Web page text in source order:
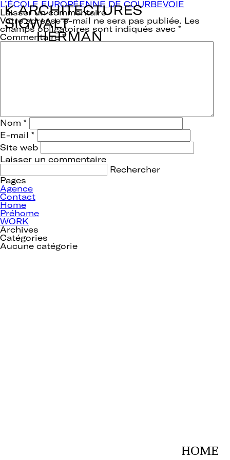
Navigation
de
l’article
L’ÉCOLE EUROPÉENNE DE COURBEVOIE
Laisser un commentaire
Votre adresse e-mail ne sera pas publiée. Les
champs obligatoires sont indiqués avec *
Commentaire*
Nom *
E-mail *
Site web
Rechercher :
Pages
Agence
Contact
Home
Préhome
WORK
Archives
Catégories
Aucune catégorie